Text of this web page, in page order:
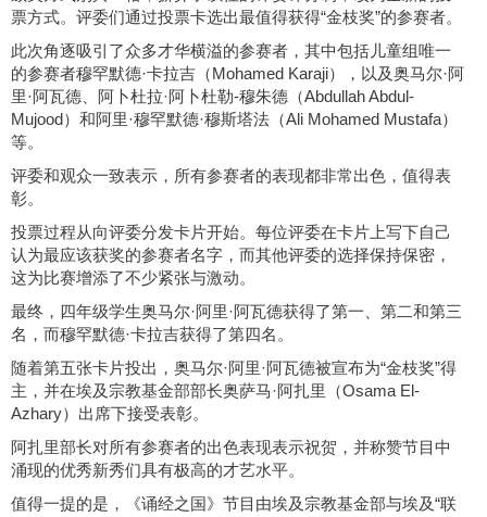
票方式。评委们通过投票卡选出最值得获得“金枝奖”的参赛者。
此次角逐吸引了众多才华横溢的参赛者，其中包括儿童组唯一
的参赛者穆罕默德·卡拉吉（Mohamed Karaji），以及奥马尔·阿
里·阿瓦德、阿卜杜拉·阿卜杜勒-穆朱德（Abdullah Abdul-
Mujood）和阿里·穆罕默德·穆斯塔法（Ali Mohamed Mustafa）
等。
评委和观众一致表示，所有参赛者的表现都非常出色，值得表
彰。
投票过程从向评委分发卡片开始。每位评委在卡片上写下自己
认为最应该获奖的参赛者名字，而其他评委的选择保持保密，
这为比赛增添了不少紧张与激动。
最终，四年级学生奥马尔·阿里·阿瓦德获得了第一、第二和第三
名，而穆罕默德·卡拉吉获得了第四名。
随着第五张卡片投出，奥马尔·阿里·阿瓦德被宣布为“金枝奖”得
主，并在埃及宗教基金部部长奥萨马·阿扎里（Osama El-
Azhary）出席下接受表彰。
阿扎里部长对所有参赛者的出色表现表示祝贺，并称赞节目中
涌现的优秀新秀们具有极高的才艺水平。
值得一提的是，《诵经之国》节目由埃及宗教基金部与埃及“联